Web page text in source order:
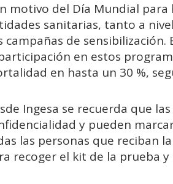
motivo del Día Mundial para
sanitarias, tanto a
campañas de
en estos
en hasta un 30 %,
Ingesa se recuerda que
y pueden
las personas que reciban
recoger el kit de la prueba